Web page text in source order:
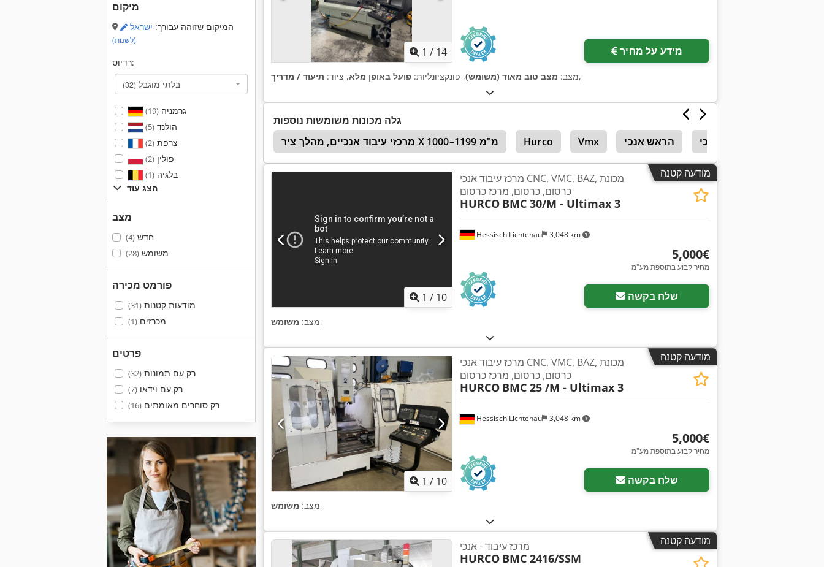
מיקום
המיקום שזוהה עבורך: ישראל
(לשנות)
רדיוס:
בלתי מוגבל (32)
גרמניה(19)
הולנד(5)
צרפת(2)
פולין(2)
בלגיה(1)
הצג עוד
מצב
חדש(4)
משומש(28)
פורמט מכירה
מודעות קטנות(31)
מכרזים(1)
פרטים
רק עם תמונות(32)
רק עם וידאו(7)
רק סוחרים מאומתים(16)
1 / 14 מידע על מחיר
מצב: מצב טוב מאוד (משומש), פונקציונליות: פועל באופן מלא, ציוד: תיעוד / מדריך ,
גלה מכונות משומשות נוספות
מרכזי עיבוד אנכיים, מהלך ציר X 1000–1199 מ"מ
Hurco Vmx הראש אנכי מסועים אנכי Hurco Haas
מודעה קטנה
1 / 10
Hessisch Lichtenau 3,048 km
מרכז עיבוד אנכי CNC, VMC, BAZ, מכונת
כרסום, כרסום, מרכז כרסום
HURCO BMC 30/M - Ultimax 3
‏5,000 ‏€
מחיר קבוע בתוספת מע"מ
שלח בקשה
מצב: משומש ,
מודעה קטנה
1 / 10
Hessisch Lichtenau 3,048 km
מרכז עיבוד אנכי CNC, VMC, BAZ, מכונת
כרסום, כרסום, מרכז כרסום
HURCO BMC 25 /M - Ultimax 3
‏5,000 ‏€
מחיר קבוע בתוספת מע"מ
שלח בקשה
מצב: משומש ,
מודעה קטנה מרכז עיבוד - אנכי
HURCO BMC 2416/SSM